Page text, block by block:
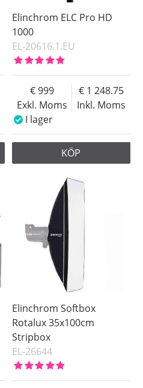
Elinchrom ELC Pro HD
1000
EL-20616.1.EU
Exkl. Moms
999
Inkl. Moms
1 248.75
I lager
KÖP
Elinchrom Softbox
Rotalux 35x100cm
Stripbox
EL-26644